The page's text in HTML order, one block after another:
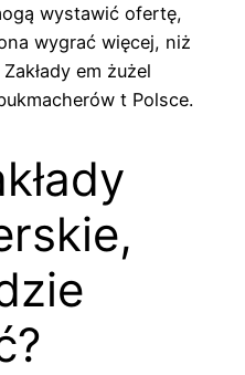
wystawić ofertę,
wygrać więcej, niż
em żużel
t Polsce.